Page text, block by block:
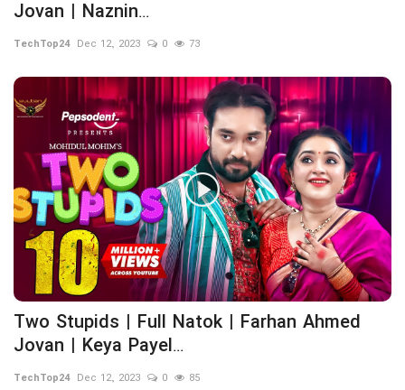
Jovan | Naznin...
TechTop24 Dec 12, 2023 0 73
Two Stupids | Full Natok | Farhan Ahmed
Jovan | Keya Payel...
TechTop24 Dec 12, 2023 0 85